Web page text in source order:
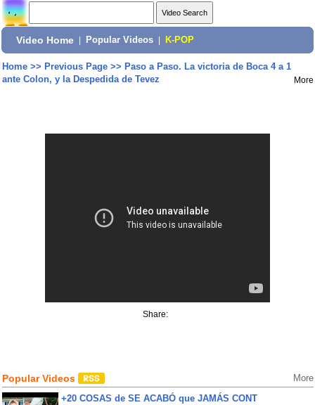
Video Home Popular Videos K-POP
Home>> Previous Page>> Paso a Paso. La victoria de Boca 4 a 1
ante Colon, y la Despedida de Tevez
More
Share:
Popular Videos More
+20 COSAS de SE ACABÓ que JAMÁS CONT